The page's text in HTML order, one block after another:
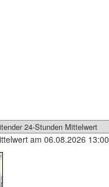
am 06.08.2026 13:00